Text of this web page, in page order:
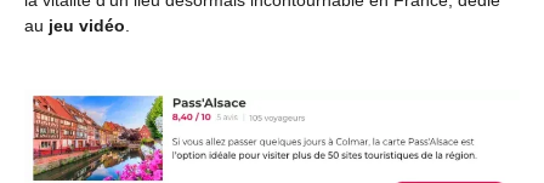
au jeu vidéo.